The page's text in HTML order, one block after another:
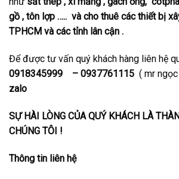
gồ , tôn lợp ….. và cho thuê các thiết bị
TPHCM và các tỉnh lân cận .
Để được tư vấn quý khách hàng liên hệ
0918345999 – 0937761115 ( mr
zalo
SỰ HÀI LÒNG CỦA QUÝ KHÁCH LÀ
CHÚNG TÔI !
Thông tin liên hệ